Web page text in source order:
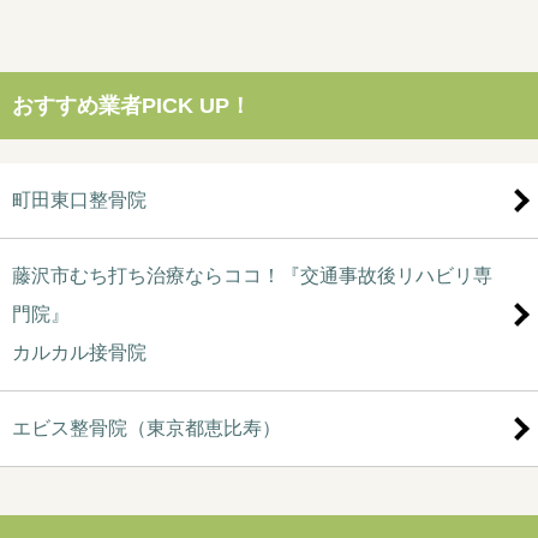
おすすめ業者PICK UP！
町田東口整骨院
藤沢市むち打ち治療ならココ！『交通事故後リハビリ専
門院』
カルカル接骨院
エビス整骨院（東京都恵比寿）